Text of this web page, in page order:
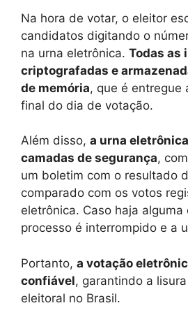
Na hora de votar, o eleitor
candidatos digitando o
na urna eletrônica. Todas as
criptografadas e
de memória, que é entregue
final do dia de votação.
Além disso, a urna
camadas de segurança,
um boletim com o resultado
comparado com os votos
eletrônica. Caso haja alguma
processo é interrompido e a
Portanto, a votação
confiável, garantindo a
eleitoral no Brasil.